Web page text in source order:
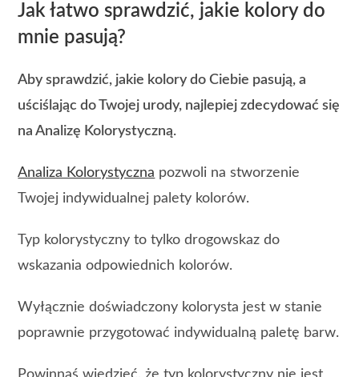
Jak łatwo sprawdzić, jakie kolory do
mnie pasują?
Aby sprawdzić, jakie kolory do Ciebie pasują, a
uściślając do Twojej urody, najlepiej zdecydować się
na Analizę Kolorystyczną.
Analiza Kolorystyczna pozwoli na stworzenie
Twojej indywidualnej palety kolorów.
Typ kolorystyczny to tylko drogowskaz do
wskazania odpowiednich kolorów.
Wyłącznie doświadczony kolorysta jest w stanie
poprawnie przygotować indywidualną paletę barw.